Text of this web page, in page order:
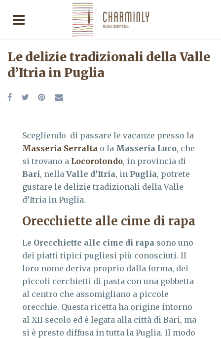
Le delizie tradizionali della Valle
d’Itria in Puglia
Scegliendo di passare le vacanze presso la
Masseria Serralta o la Masseria Luco, che
si trovano a Locorotondo, in provincia di
Bari, nella Valle d’Itria, in Puglia, potrete
gustare le delizie tradizionali della Valle
d’Itria in Puglia.
Orecchiette alle cime di rapa
Le Orecchiette alle cime di rapa sono uno
dei piatti tipici pugliesi più conosciuti. Il
loro nome deriva proprio dalla forma, dei
piccoli cerchietti di pasta con una gobbetta
al centro che assomigliano a piccole
orecchie. Questa ricetta ha origine intorno
al XII secolo ed è legata alla città di Bari, ma
si è presto diffusa in tutta la Puglia. Il modo